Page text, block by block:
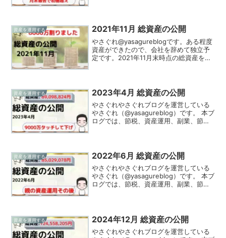
告...
資産を運用する 2021年11月 総資産の公開
やさぐれ@yasagureblogです。ある程度
資産ができたので、会社を辞めて独立予
定です。2021年11月末時点の総資産を公
資産を運用する 2023年4月 総資産の公開
やさぐれやさぐれブログを運営している
やさぐれ（@yasagureblog）です。 本ブ
ログでは、節税、資産運用、副業、節約
落...
資産を運用する 2022年6月 総資産の公開
やさぐれやさぐれブログを運営している
やさぐれ（@yasagureblog）です。 本ブ
ログでは、節税、資産運用、副業、節約
資...
資産を運用する 2024年12月 総資産の公開
やさぐれやさぐれブログを運営している